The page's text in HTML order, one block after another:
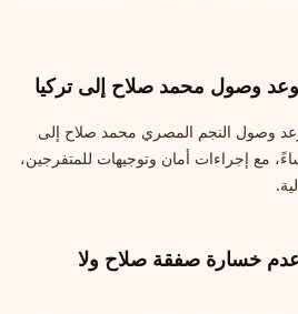
وصول محمد صلاح إلى تركيا
وصول النجم المصري محمد صلاح إلى
مع إجراءات أمان وتوجيهات للمتفرجين،
خسارة صفقة صلاح ولا